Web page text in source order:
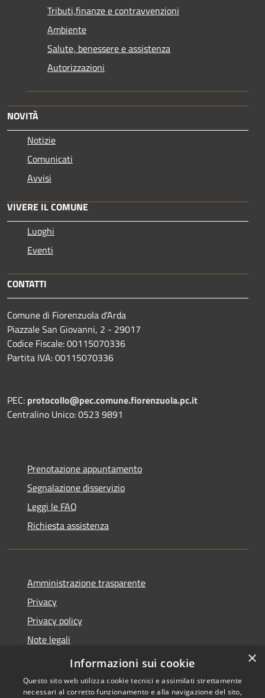
Tributi,finanze e contravvenzioni
Ambiente
Salute, benessere e assistenza
Autorizzazioni
NOVITÀ
Notizie
Comunicati
Avvisi
VIVERE IL COMUNE
Luoghi
Eventi
CONTATTI
Comune di Fiorenzuola d'Arda
Piazzale San Giovanni, 2 - 29017
Codice Fiscale: 00115070336
Partita IVA: 00115070336
PEC: protocollo@pec.comune.fiorenzuola.pc.it
Centralino Unico: 0523 9891
Prenotazione appuntamento
Segnalazione disservizio
Leggi le FAQ
Richiesta assistenza
Amministrazione trasparente
Privacy
Privacy policy
Note legali
Dichiarazione di accessibilità
×
Informazioni sui cookie
Questo sito web utilizza cookie tecnici e assimilati strettamente
necessari al corretto funzionamento e alla navigazione del sito,